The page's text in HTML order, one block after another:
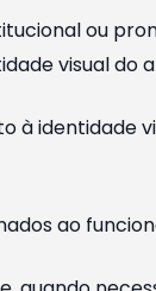
ou
visual do
à identidade
ao